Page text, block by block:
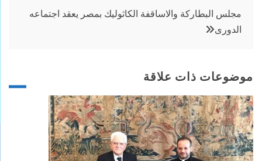
مجلس البطاركة والاساقفة الكاثوليك بمصر يعقد اجتماعه
الدورى
موضوعات ذات علاقة